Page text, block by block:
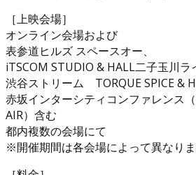
［上映会場］
オンライン会場および
表参道ヒルズ スペースオー、
iTSCOM STUDIO & HALL二子玉川ラ
渋谷ストリーム TORQUE SPICE &
赤坂インターシティコンファレンス
AIR）含む
都内複数の会場にて
※開催期間は各会場によって異なり